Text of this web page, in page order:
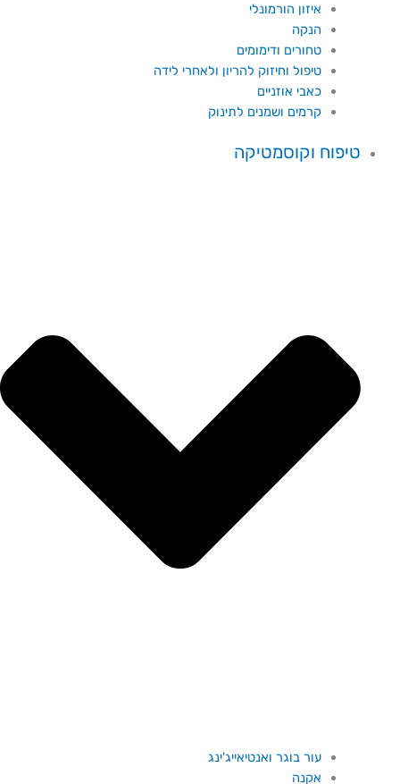
איזון הורמונלי
הנקה
טחורים ודימומים
טיפול וחיזוק להריון ולאחרי לידה
כאבי אוזניים
קרמים ושמנים לתינוק
טיפוח וקוסמטיקה
עור בוגר ואנטיאייג'ינג
אקנה